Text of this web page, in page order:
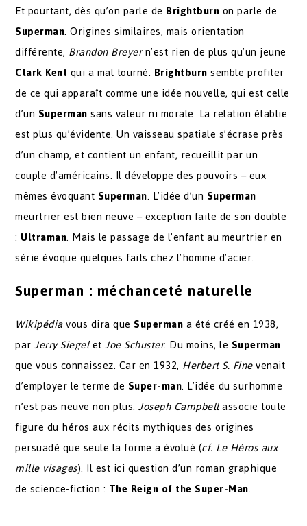
Et pourtant, dès qu’on parle de Brightburnon parle de
Superman. Origines similaires, mais orientation
différente, Brandon Breyern’est rien de plus qu’un jeune
Clark Kent qui a mal tourné. Brightburnsemble profiter
de ce qui apparaît comme une idée nouvelle, qui est celle
d’un Supermansans valeur ni morale. La relation établie
est plus qu’évidente. Un vaisseau spatiale s’écrase près
d’un champ, et contient un enfant, recueillit par un
couple d’américains. Il développe des pouvoirs – eux
mêmes évoquant Superman. L’idée d’un Superman
meurtrier est bien neuve – exception faite de son double
: Ultraman. Mais le passage de l’enfant au meurtrier en
série évoque quelques faits chez l’homme d’acier.
Superman : méchanceté naturelle
Wikipédiavous dira que Supermana été créé en 1938,
parJerry SiegeletJoe Schuster. Du moins, le Superman
que vous connaissez. Car en 1932, Herbert S. Finevenait
d’employer le terme de Super-man. L’idée du surhomme
n’est pas neuve non plus.Joseph Campbellassocie toute
figure du héros aux récits mythiques des origines
persuadé que seule la forme a évolué (cf. Le Héros aux
mille visages). Il est ici question d’un roman graphique
de science-fiction : The Reign of the Super-Man.